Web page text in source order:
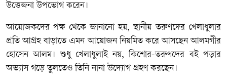
উত্তেজনা উপভোগ করেন।
আয়োজকদের পক্ষ থেকে জানানো হয়, স্থানীয় তরুণদের খেলাধুলার
প্রতি আগ্রহ বাড়াতে এমন আয়োজন নিয়মিত করে আসছেন আলমগীর
হোসেন আলম। শুধু খেলাধুলাই নয়, কিশোর-তরুণদের বই পড়ার
অভ্যাস গড়ে তুলতেও তিনি নানা উদ্যোগ গ্রহণ করছেন।